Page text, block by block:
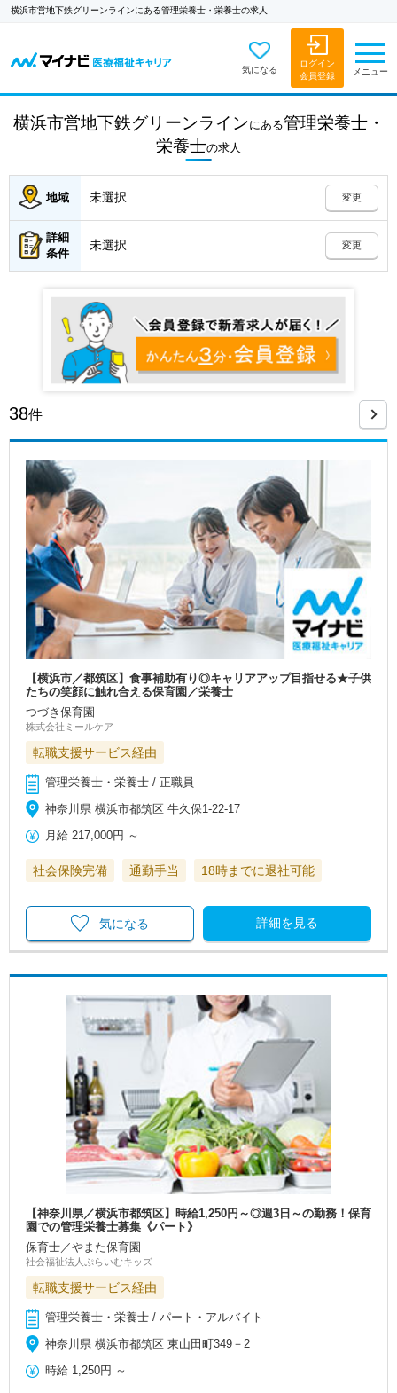
横浜市営地下鉄グリーンラインにある管理栄養士・栄養士の求人
気になる
ログイン
会員登録
メニュー
横浜市営地下鉄グリーンラインにある管理栄養士・
栄養士の求人
地域 未選択 変更
詳細
条件
未選択 変更
38件
【横浜市／都筑区】食事補助有り◎キャリアアップ目指せる★子供
たちの笑顔に触れ合える保育園／栄養士
つづき保育園
株式会社ミールケア
転職支援サービス経由
管理栄養士・栄養士 / 正職員
神奈川県 横浜市都筑区 牛久保1-22-17
月給 217,000円 ～
社会保険完備 通勤手当 18時までに退社可能
詳細を見る
気になる
【神奈川県／横浜市都筑区】時給1,250円～◎週3日～の勤務！保育
園での管理栄養士募集《パート》
保育士／やまた保育園
社会福祉法人ぷらいむキッズ
転職支援サービス経由
管理栄養士・栄養士 / パート・アルバイト
神奈川県 横浜市都筑区 東山田町349－2
時給 1,250円 ～